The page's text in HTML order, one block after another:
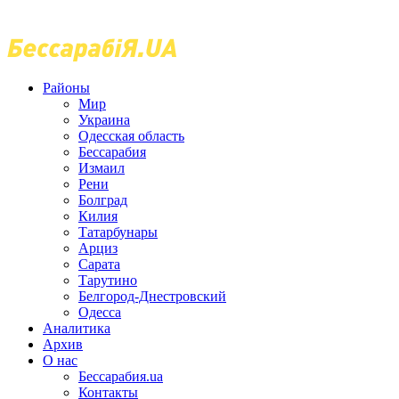
Районы
Мир
Украина
Одесская область
Бессарабия
Измаил
Рени
Болград
Килия
Татарбунары
Арциз
Сарата
Тарутино
Белгород-Днестровский
Одесса
Аналитика
Архив
О нас
Бессарабия.ua
Контакты